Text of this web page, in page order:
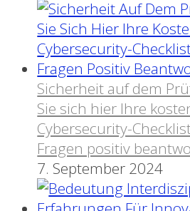
Sicherheit auf dem
Sie sich hier Ihre
Cybersecurity-
Fragen positiv
7. September 2024